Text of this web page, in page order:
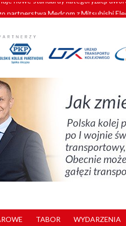
partnerstwa Medcom z Mitsubishi
znów szuka dostawcy
kolejowych w północnej
nowe standardy kategoryzacji
TABOR WYDARZENIA